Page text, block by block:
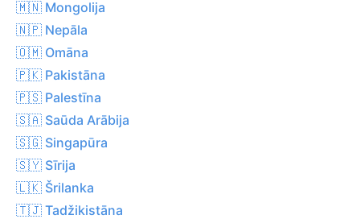
🇲🇳 Mongolija
🇳🇵 Nepāla
🇴🇲 Omāna
🇵🇰 Pakistāna
🇵🇸 Palestīna
🇸🇦 Saūda Arābija
🇸🇬 Singapūra
🇸🇾 Sīrija
🇱🇰 Šrilanka
🇹🇯 Tadžikistāna